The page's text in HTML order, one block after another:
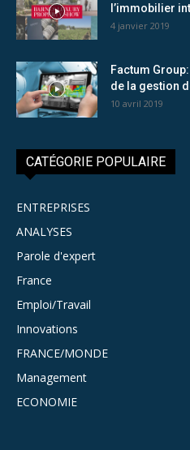
l’immobilier
4 janvier 2019
Factum
de la gestion
10 avril 2019
CATÉGORIE POPULAIRE
ENTREPRISES
ANALYSES
Parole d'expert
France
Emploi/Travail
Innovations
FRANCE/MONDE
Management
ECONOMIE